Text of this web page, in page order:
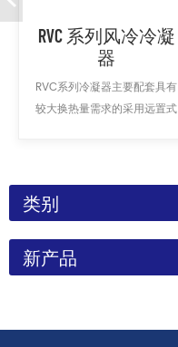
RVC 系列风冷冷凝
器
RVC系列冷凝器主要配套具有
较大换热量需求的采用远置式
类别
新产品